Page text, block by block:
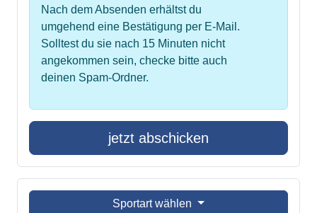
Nach dem Absenden erhältst du
umgehend eine Bestätigung per E-Mail.
Solltest du sie nach 15 Minuten nicht
angekommen sein, checke bitte auch
deinen Spam-Ordner.
jetzt abschicken
Sportart wählen